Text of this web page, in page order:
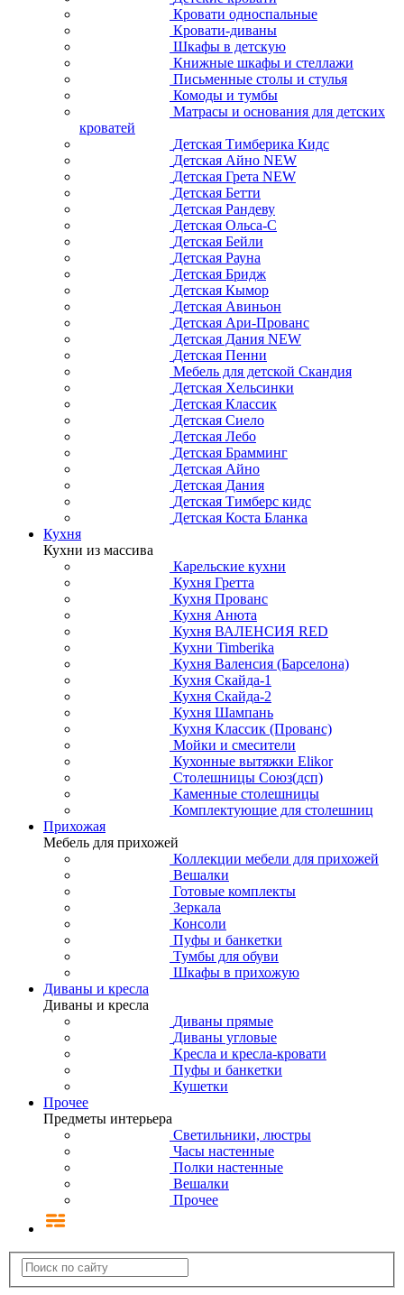
Кровати односпальные
Кровати-диваны
Шкафы в детскую
Книжные шкафы и стеллажи
Письменные столы и стулья
Комоды и тумбы
Матрасы и основания для детских
кроватей
Детская Тимберика Кидс
Детская Айно NEW
Детская Грета NEW
Детская Бетти
Детская Рандеву
Детская Ольса-С
Детская Бейли
Детская Рауна
Детская Бридж
Детская Кымор
Детская Авиньон
Детская Ари-Прованс
Детская Дания NEW
Детская Пенни
Мебель для детской Скандия
Детская Хельсинки
Детская Классик
Детская Сиело
Детская Лебо
Детская Брамминг
Детская Айно
Детская Дания
Детская Тимберс кидс
Детская Коста Бланка
Кухня
Кухни из массива
Карельские кухни
Кухня Гретта
Кухня Прованс
Кухня Анюта
Кухня ВАЛЕНСИЯ RED
Кухни Timberika
Кухня Валенсия (Барселона)
Кухня Скайда-1
Кухня Скайда-2
Кухня Шампань
Кухня Классик (Прованс)
Мойки и смесители
Кухонные вытяжки Elikor
Столешницы Союз(дсп)
Каменные столешницы
Комплектующие для столешниц
Прихожая
Мебель для прихожей
Коллекции мебели для прихожей
Вешалки
Готовые комплекты
Зеркала
Консоли
Пуфы и банкетки
Тумбы для обуви
Шкафы в прихожую
Диваны и кресла
Диваны и кресла
Диваны прямые
Диваны угловые
Кресла и кресла-кровати
Пуфы и банкетки
Кушетки
Прочее
Предметы интерьера
Светильники, люстры
Часы настенные
Полки настенные
Вешалки
Прочее